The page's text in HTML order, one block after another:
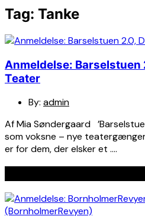
Tag: Tanke
Anmeldelse: Barselstuen
Teater
By: admin
Af Mia Søndergaard
som voksne – nye
er for dem, der elsker et ….